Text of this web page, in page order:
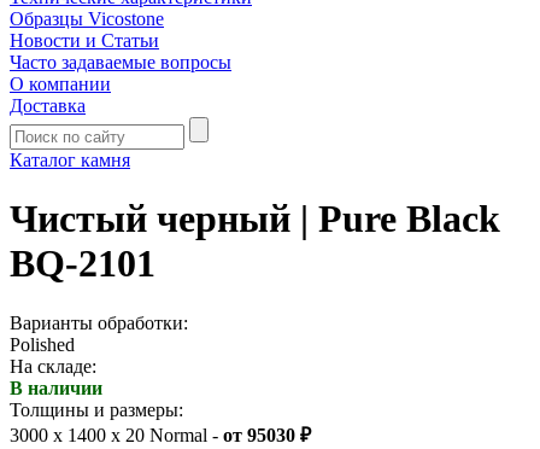
Образцы Vicostone
Новости и Статьи
Часто задаваемые вопросы
О компании
Доставка
Каталог камня
Чистый черный | Pure Black
BQ-2101
Варианты обработки:
Polished
На складе:
В наличии
Толщины и размеры:
3000 x 1400 x 20 Normal - от 95030 ₽